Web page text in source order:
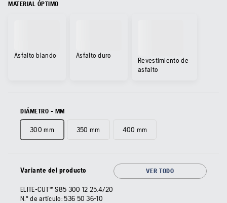
MATERIAL ÓPTIMO
Asfalto blando Asfalto duro
Revestimiento de
asfalto
DIÁMETRO - MM
300 mm 350 mm 400 mm
Variante del producto VER TODO
ELITE-CUT™ S85 300 12 25.4/20
N.º de artículo: 536 50 36‑10